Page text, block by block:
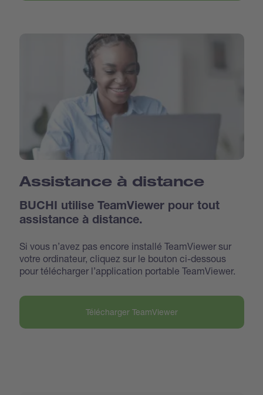
Assistance à distance
BUCHI utilise TeamViewer pour tout
assistance à distance.
Si vous n’avez pas encore installé TeamViewer sur
votre ordinateur, cliquez sur le bouton ci-dessous
pour télécharger l’application portable TeamViewer.
Télécharger TeamViewer